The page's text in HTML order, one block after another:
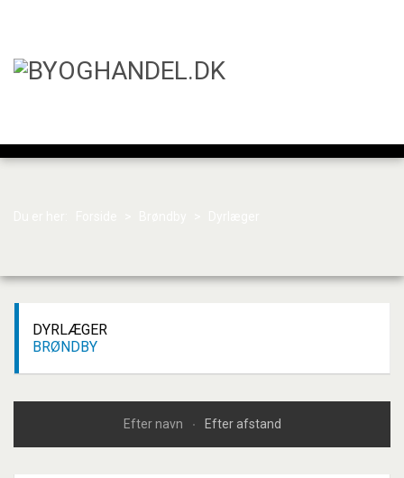
DYRLÆGER
BRØNDBY
Efter navn Efter afstand